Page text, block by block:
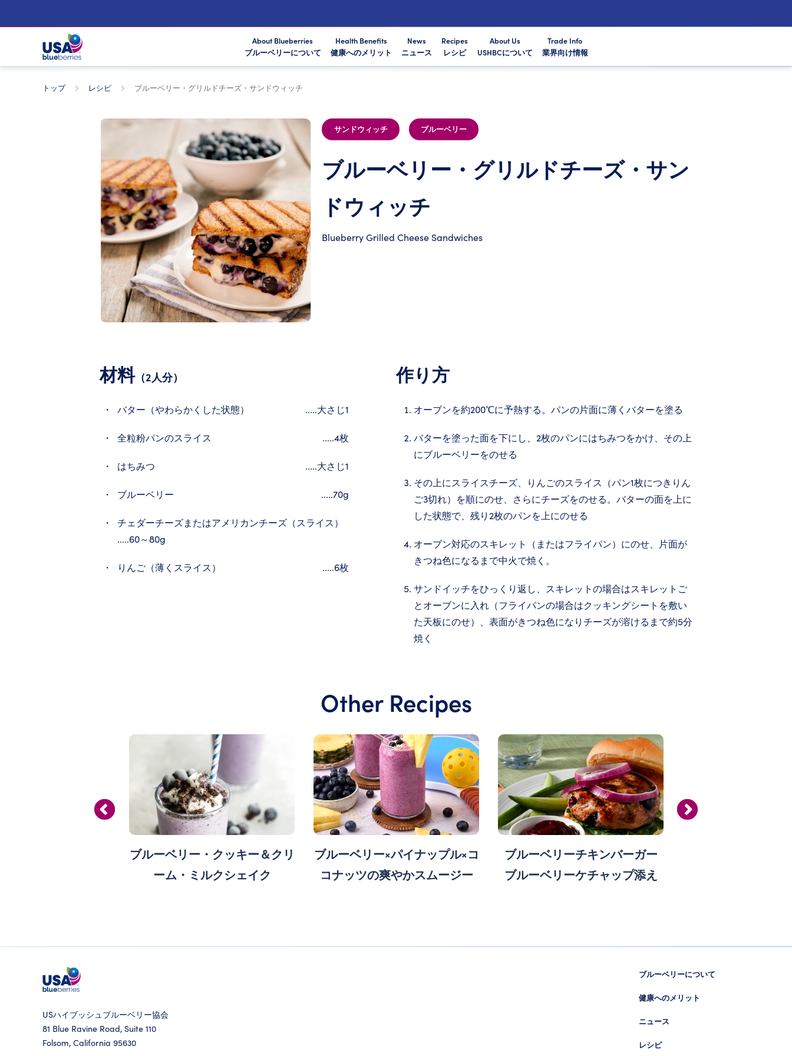
About Blueberries
ブルーベリーについて
Health Benefits
健康へのメリット
News
ニュース
Recipes
レシピ
About Us
USHBCについて
Trade Info
業界向け情報
トップ レシピ ブルーベリー・グリルドチーズ・サンドウィッチ
サンドウィッチ ブルーベリー
ブルーベリー・グリルドチーズ・サン
ドウィッチ
Blueberry Grilled Cheese Sandwiches
材料（2人分）
バター（やわらかくした状態） .....大さじ1
全粒粉パンのスライス .....4枚
はちみつ .....大さじ1
ブルーベリー .....70g
チェダーチーズまたはアメリカンチーズ（スライス）
.....60～80g
りんご（薄くスライス） .....6枚
作り方
オーブンを約200℃に予熱する。パンの片面に薄くバターを塗る
バターを塗った面を下にし、2枚のパンにはちみつをかけ、その上
にブルーベリーをのせる
その上にスライスチーズ、りんごのスライス（パン1枚につきりん
ご3切れ）を順にのせ、さらにチーズをのせる。バターの面を上に
した状態で、残り2枚のパンを上にのせる
オーブン対応のスキレット（またはフライパン）にのせ、片面が
きつね色になるまで中火で焼く。
サンドイッチをひっくり返し、スキレットの場合はスキレットご
とオーブンに入れ（フライパンの場合はクッキングシートを敷い
た天板にのせ）、表面がきつね色になりチーズが溶けるまで約5分
焼く
Other Recipes
ブルーベリー・クッキー＆クリ
ーム・ミルクシェイク
ブルーベリー×パイナップル×コ
コナッツの爽やかスムージー
ブルーベリーチキンバーガー
ブルーベリーケチャップ添え
USハイブッシュブルーベリー協会
81 Blue Ravine Road, Suite 110
Folsom, California 95630
ブルーベリーについて
健康へのメリット
ニュース
レシピ